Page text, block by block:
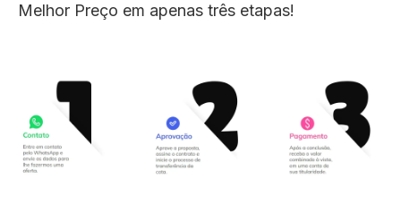
Melhor Preço em apenas três etapas!